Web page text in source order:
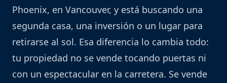
Phoenix, en Vancouver, y está buscando una
segunda casa, una inversión o un lugar para
retirarse al sol. Esa diferencia lo cambia todo:
tu propiedad no se vende tocando puertas ni
con un espectacular en la carretera. Se vende